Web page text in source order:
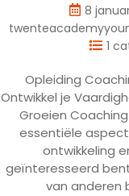
8
1
Opleiding
Ontwikkel je
Groeien
essentiële
ontwikkeling
geïnteresseerd
van anderen